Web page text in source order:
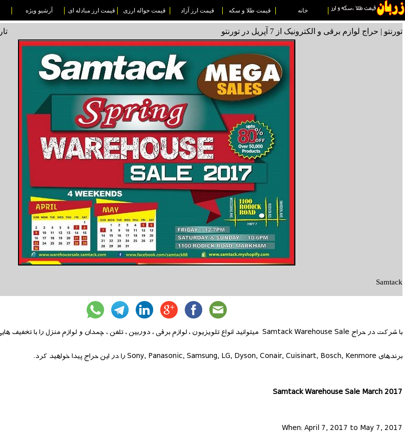
خانه قیمت طلا و سکه قیمت ارز آزاد قیمت حواله ارزی قیمت ارز مبادله ای آرشیو ویژه
تورنتو | حراج لوازم برقی و الکترونیک از 7 آپریل در تورنتو
Samtack
با شرکت در حراج Samtack Warehouse Sale میتوانید انواع تلویزیون ، لوازم برقی ، دوربین ، تلفن ، چمدان و لوازم منزل را با تخفیف هایی تا 80 درصد خریداری نمایید.
برندهای Sony, Panasonic, Samsung, LG, Dyson, Conair, Cuisinart, Bosch, Kenmore را در این حراج پیدا خواهید کرد.
Samtack Warehouse Sale March 2017
When: April 7, 2017 to May 7, 2017